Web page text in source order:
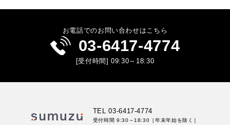
お電話でのお問い合わせはこちら
03-6417-4774
[受付時間] 09:30～18:30
TEL 03-6417-4774
受付時間 9:30～18:30 ［年末年始を除く］